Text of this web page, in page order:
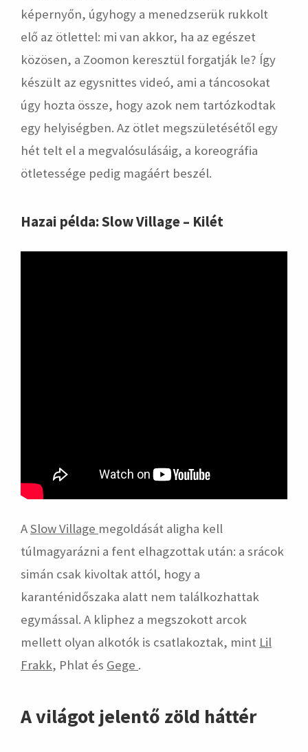
képernyőn, úgyhogy a menedzserük rukkolt
elő az ötlettel: mi van akkor, ha az egészet
közösen, a Zoomon keresztül forgatják le? Így
készült az egysnittes videó, ami a táncosokat
úgy hozta össze, hogy azok nem tartózkodtak
egy helyiségben. Az ötlet megszületésétől egy
hét telt el a megvalósulásáig, a koreográfia
ötletessége pedig magáért beszél.
Hazai példa: Slow Village – Kilét
ASlow Village megoldását aligha kell
túlmagyarázni a fent elhagzottak után: a srácok
simán csak kivoltak attól, hogy a
karanténidőszaka alatt nem találkozhattak
egymással. A kliphez a megszokott arcok
mellett olyan alkotók is csatlakoztak, mint Lil
Frakk, Phlat és Gege .
A világot jelentő zöld háttér